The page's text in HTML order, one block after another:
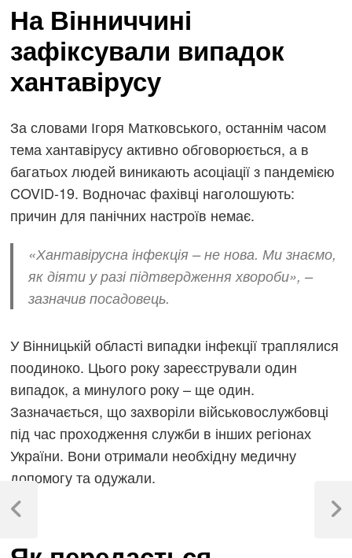
На Вінниччині
зафіксували випадок
хантавірусу
За словами Ігоря Матковського, останнім часом
тема хантавірусу активно обговорюється, а в
багатьох людей виникають асоціації з пандемією
COVID-19. Водночас фахівці наголошують:
причин для панічних настроїв немає.
«Хантавірусна інфекція – не нова. Ми знаємо,
як діяти у разі підтвердження хвороби», –
зазначив посадовець.
У Вінницькій області випадки інфекції траплялися
поодиноко. Цього року зареєстрували один
випадок, а минулого року – ще один.
Зазначається, що захворіли військовослужбовці
під час проходження служби в інших регіонах
України. Вони отримали необхідну медичну
допомогу та одужали.
Навігація
записів
Previous
Next